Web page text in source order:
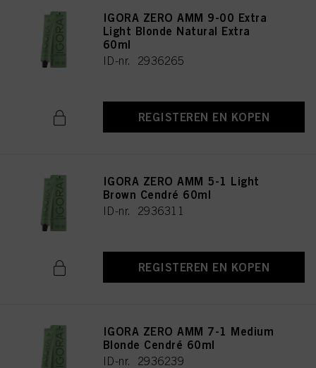
IGORA ZERO AMM 9-00 Extra
Light Blonde Natural Extra
60ml
ID-nr. 2936265
REGISTEREN EN KOPEN
IGORA ZERO AMM 5-1 Light
Brown Cendré 60ml
ID-nr. 2936311
REGISTEREN EN KOPEN
IGORA ZERO AMM 7-1 Medium
Blonde Cendré 60ml
ID-nr. 2936239